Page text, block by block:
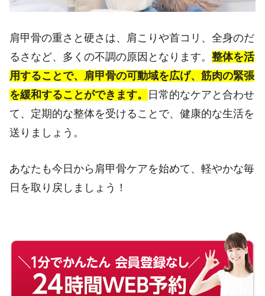
肩甲骨の重さと硬さは、肩こりや首コリ、全身のだ
るさなど、多くの不調の原因となります。 整体を活
用することで、肩甲骨の可動域を広げ、筋肉の緊張
を緩和することができます。
日常的なケアと合わせ
て、定期的な整体を受けることで、健康的な生活を
送りましょう。
あなたも今日から肩甲骨ケアを始めて、軽やかな毎
日を取り戻しましょう！